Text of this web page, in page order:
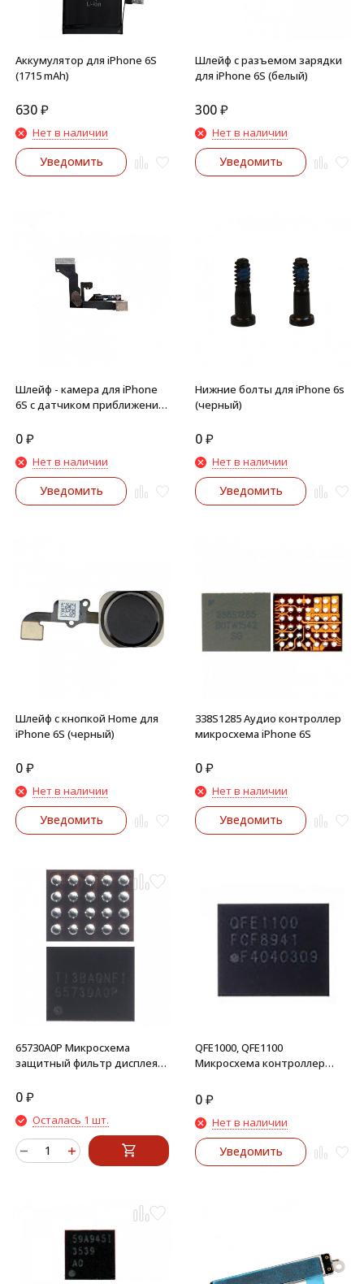
Аккумулятор для iPhone 6S
(1715 mAh)
630₽
Нет в наличии
Уведомить
Шлейф с разъемом зарядки
для iPhone 6S (белый)
300₽
Нет в наличии
Уведомить
Шлейф - камера для iPhone
6S с датчиком приближения
0₽
Нет в наличии
Уведомить
Нижние болты для iPhone 6s
(черный)
0₽
Нет в наличии
Уведомить
Шлейф с кнопкой Home для
iPhone 6S (черный)
0₽
Нет в наличии
Уведомить
338S1285 Аудио контроллер
микросхема iPhone 6S
0₽
Нет в наличии
Уведомить
65730A0P Микросхема
защитный фильтр дисплея
pin
0₽
Осталась 1 шт.
QFE1000, QFE1100
Микросхема контроллер
Samsung N910C, LG Nexus 5
0₽
Нет в наличии
Уведомить